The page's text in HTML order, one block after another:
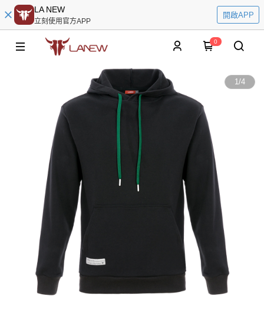
LA NEW
立刻使用官方APP
開啟APP
0
1/4